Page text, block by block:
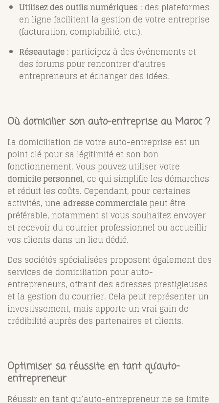
Utilisez des outils numériques : des plateformes
en ligne facilitent la gestion de votre entreprise
(facturation, comptabilité, etc.).
Réseautage : participez à des événements et
des forums pour rencontrer d'autres
entrepreneurs et échanger des idées.
Où domicilier son auto-entreprise au Maroc ?
La domiciliation de votre auto-entreprise est un
point clé pour sa légitimité et son bon
fonctionnement. Vous pouvez utiliser votre
domicile personnel, ce qui simplifie les démarches
et réduit les coûts. Cependant, pour certaines
activités, une adresse commerciale peut être
préférable, notamment si vous souhaitez envoyer
et recevoir du courrier professionnel ou accueillir
vos clients dans un lieu dédié.
Des sociétés spécialisées proposent également des
services de domiciliation pour auto-
entrepreneurs, offrant des adresses prestigieuses
et la gestion du courrier. Cela peut représenter un
investissement, mais apporte un vrai gain de
crédibilité auprès des partenaires et clients.
Optimiser sa réussite en tant qu’auto-
entrepreneur
Réussir en tant qu’auto-entrepreneur ne se limite